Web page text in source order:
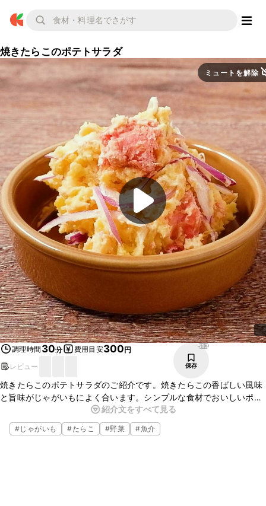
焼きたらこのポテトサラダ
ミュートを解除
調理時間 30分 費用目安300円
レビュー
513
保存
焼きたらこのポテトサラダのご紹介です。焼きたらこの香ばしい風味
と旨味がじゃがいもによく合います。シンプルな食材でおいしいポテ
トサラダになりますよ。副菜としても、お酒のおつまみにもぴったり
な一品です。ぜひ試してみてくださいね。
紹介文をすべて見る
#じゃがいも #たらこ #野菜 #魚介